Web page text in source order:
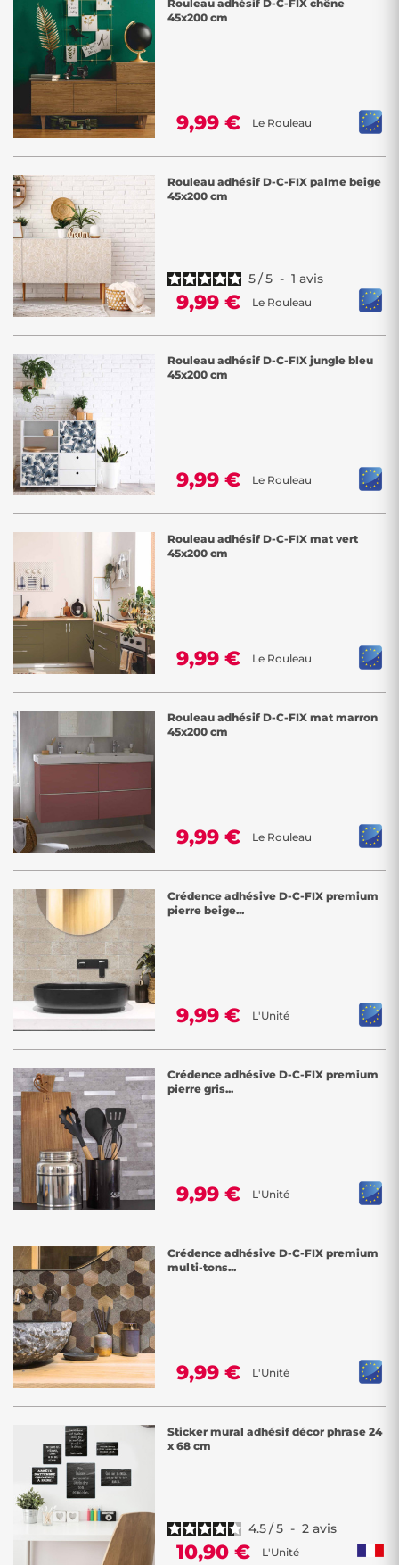
Rouleau adhésif D-C-FIX chêne
45x200 cm
9,99 € Le Rouleau
Rouleau adhésif D-C-FIX palme beige
45x200 cm
5/5 - 1 avis
9,99 € Le Rouleau
Rouleau adhésif D-C-FIX jungle bleu
45x200 cm
9,99 € Le Rouleau
Rouleau adhésif D-C-FIX mat vert
45x200 cm
9,99 € Le Rouleau
Rouleau adhésif D-C-FIX mat marron
45x200 cm
9,99 € Le Rouleau
Crédence adhésive D-C-FIX premium
pierre beige...
9,99 € L'Unité
Crédence adhésive D-C-FIX premium
pierre gris...
9,99 € L'Unité
Crédence adhésive D-C-FIX premium
multi-tons...
9,99 € L'Unité
Sticker mural adhésif décor phrase 24
x 68 cm
4.5/5 - 2 avis
10,90 € L'Unité